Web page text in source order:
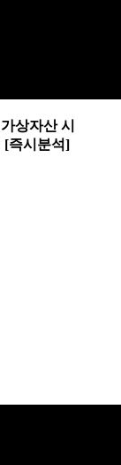
상자산 시
[즉시분석]